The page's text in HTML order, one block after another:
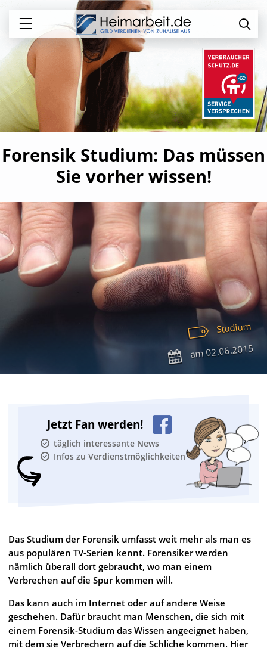
Forensik Studium: Das müssen
Sie vorher wissen!
Studium
am02.06.2015
Jetzt Fan werden!
täglich interessante News
Infos zu Verdienstmöglichkeiten
Das Studium der Forensik umfasst weit mehr als man es
aus populären TV-Serien kennt. Forensiker werden
nämlich überall dort gebraucht, wo man einem
Verbrechen auf die Spur kommen will.
Das kann auch im Internet oder auf andere Weise
geschehen. Dafür braucht man Menschen, die sich mit
einem Forensik-Studium das Wissen angeeignet haben,
mit dem sie Verbrechern auf die Schliche kommen. Hier